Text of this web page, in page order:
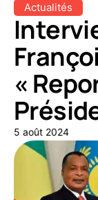
Actualités
«
5 août 2024